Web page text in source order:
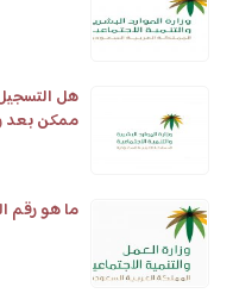
هل
ممكن بعد
ما هو رقم